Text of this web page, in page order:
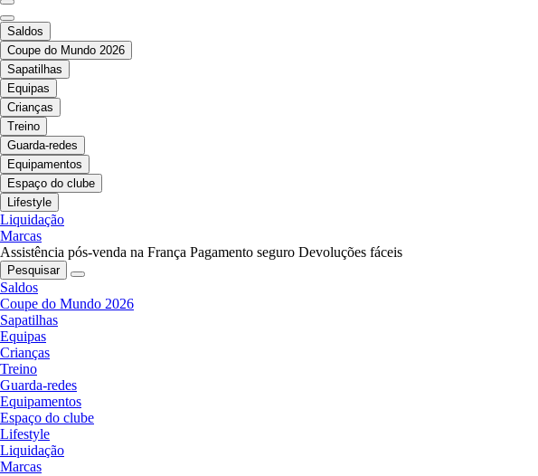
Saldos
Coupe do Mundo 2026
Sapatilhas
Equipas
Crianças
Treino
Guarda-redes
Equipamentos
Espaço do clube
Lifestyle
Liquidação
Marcas
Assistência pós-venda na França Pagamento seguro Devoluções fáceis
Pesquisar
Saldos
Coupe do Mundo 2026
Sapatilhas
Equipas
Crianças
Treino
Guarda-redes
Equipamentos
Espaço do clube
Lifestyle
Liquidação
Marcas